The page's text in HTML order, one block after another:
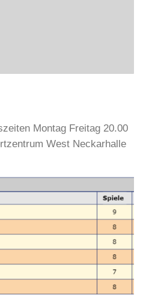
Montag Freitag 20.00
West Neckarhalle